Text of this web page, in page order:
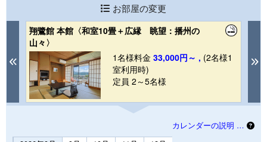
お部屋の変更
Previous
翔鷺館 本館〈和室10畳＋広縁 眺望：播州の
山々〉
1名様料金 33,000円～ , (2名様1
室利用時)
定員 2～5名様
カレンダーの説明 …